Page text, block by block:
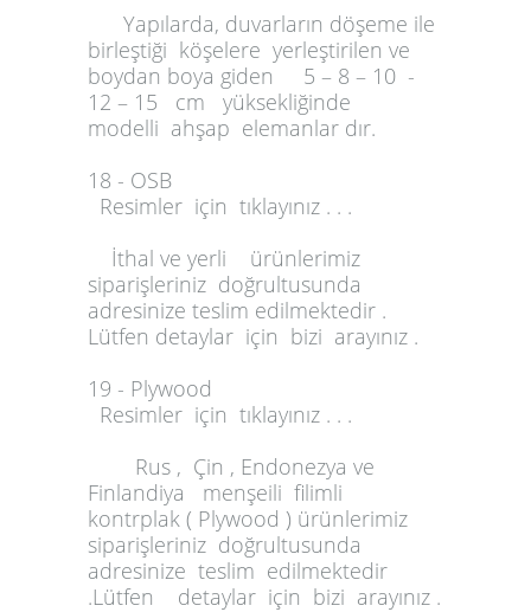
Yapılarda, duvarların döşeme ile
birleştiği köşelere yerleştirilen ve
boydan boya giden 5 – 8 – 10 -
12 – 15 cm yüksekliğinde
modelli ahşap elemanlar dır.
18 - OSB
Resimler için tıklayınız . . .
İthal ve yerli ürünlerimiz
siparişleriniz doğrultusunda
adresinize teslim edilmektedir .
Lütfen detaylar için bizi arayınız .
19 - Plywood
Resimler için tıklayınız . . .
Rus , Çin , Endonezya ve
Finlandiya menşeili filimli
kontrplak ( Plywood ) ürünlerimiz
siparişleriniz doğrultusunda
adresinize teslim edilmektedir
.Lütfen detaylar için bizi arayınız .